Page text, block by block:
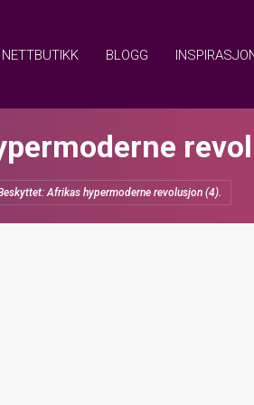
NETTBUTIKK BLOGG
Afrikas hypermoderne revolusjon (4).